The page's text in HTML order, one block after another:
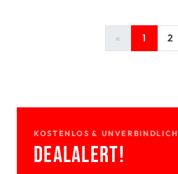
« 1 2
KOSTENLOS & UNVERBINDLICH
Deal­Alert!